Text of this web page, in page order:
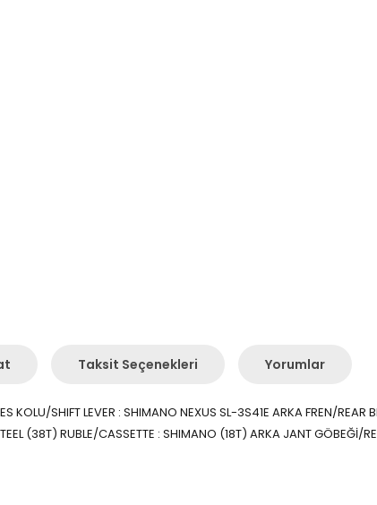
Taksit Seçenekleri Yorumlar
KOLU/SHIFT LEVER : SHIMANO NEXUS SL-3S41E ARKA FREN/
(38T) RUBLE/CASSETTE : SHIMANO (18T) ARKA JANT GÖBEĞİ/